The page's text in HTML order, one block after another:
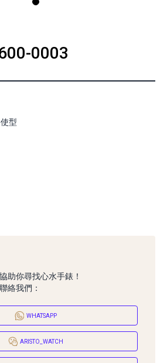
0003
型
助你尋找心水手錶！
絡我們：
WHATSAPP
ARISTO_WATCH